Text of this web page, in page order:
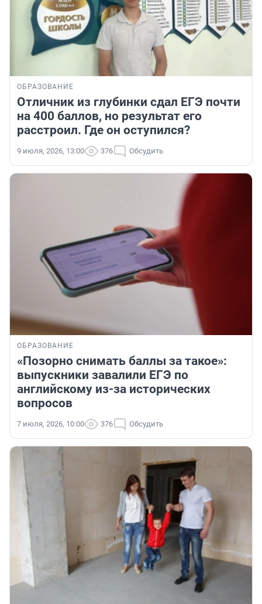
ОБРАЗОВАНИЕ
Отличник из глубинки сдал ЕГЭ почти
на 400 баллов, но результат его
расстроил. Где он оступился?
9 июля, 2026, 13:00 376 Обсудить
ОБРАЗОВАНИЕ
«Позорно снимать баллы за такое»:
выпускники завалили ЕГЭ по
английскому из-за исторических
вопросов
7 июля, 2026, 10:00 376 Обсудить